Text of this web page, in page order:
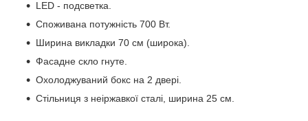
LED - подсветка.
Споживана потужність 700 Вт.
Ширина викладки 70 см (широка).
Фасадне скло гнуте.
Охолоджуваний бокс на 2 двері.
Стільниця з неіржавкої сталі, ширина 25 см.